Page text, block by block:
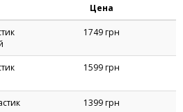
Цена
1749 грн
1599 грн
1399 грн